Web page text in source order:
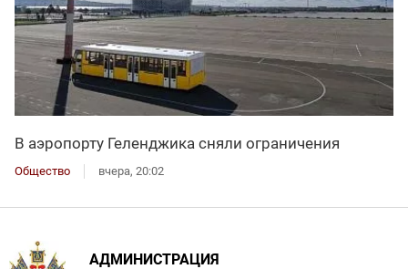
В аэропорту Геленджика сняли ограничения
Общество вчера, 20:02
АДМИНИСТРАЦИЯ